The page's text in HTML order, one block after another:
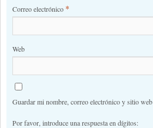
Correo electrónico *
Web
Guardar mi nombre, correo electrónico y sitio
Por favor, introduce una respuesta en dígitos: